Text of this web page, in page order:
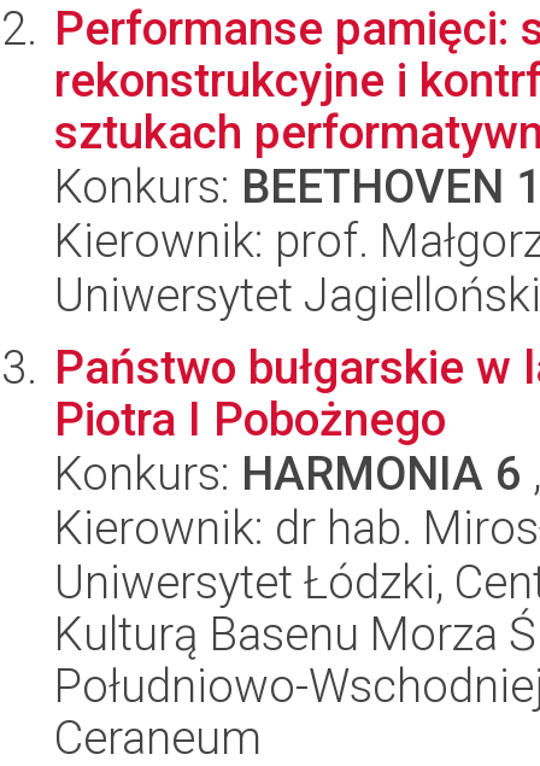
Performanse pamięci:
rekonstrukcyjne i
sztukach
Konkurs: BEETHOVEN
Kierownik: prof.
Uniwersytet
Państwo bułgarskie w
Piotra I Pobożnego
Konkurs: HARMONIA 6
Kierownik: dr hab.
Uniwersytet Łódzki,
Kulturą Basenu Morza
Południowo-
Ceraneum